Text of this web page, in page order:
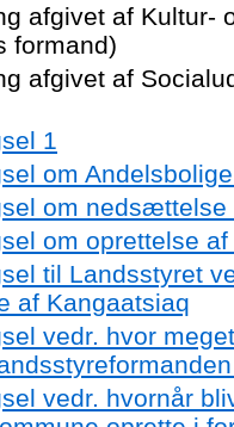
afgivet af Kultur-
formand)
afgivet af
1
om
om
om oprettelse
til Landsstyret
af Kangaatsiaq
vedr. hvor
vedr. hvornår